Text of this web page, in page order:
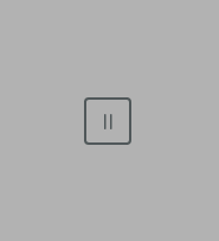
online
i prowizji